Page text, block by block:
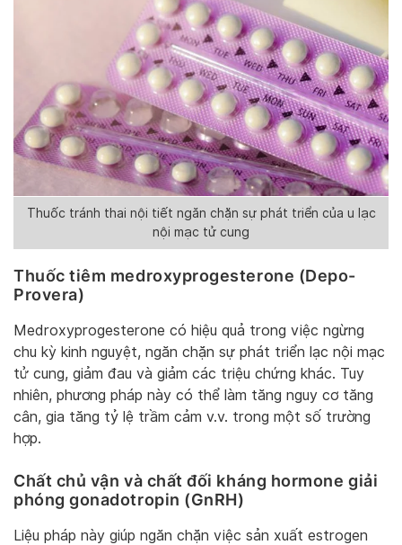
Thuốc tránh thai nội tiết ngăn chặn sự phát triển của u lạc
nội mạc tử cung
Thuốc tiêm medroxyprogesterone (Depo-
Provera)
Medroxyprogesterone có hiệu quả trong việc ngừng
chu kỳ kinh nguyệt, ngăn chặn sự phát triển lạc nội mạc
tử cung, giảm đau và giảm các triệu chứng khác. Tuy
nhiên, phương pháp này có thể làm tăng nguy cơ tăng
cân, gia tăng tỷ lệ trầm cảm v.v. trong một số trường
hợp.
Chất chủ vận và chất đối kháng hormone giải
phóng gonadotropin (GnRH)
Liệu pháp này giúp ngăn chặn việc sản xuất estrogen